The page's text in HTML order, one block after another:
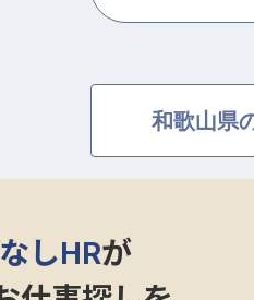
和歌山県
しHRが